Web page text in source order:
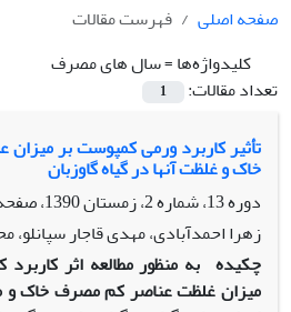
صفحه اصلی
فهرست مقالات
کلیدواژه‌ها =سال های مصرف
تعداد مقالات:
1
تأثیر کاربرد ورمی کمپوست بر
خاک و غلظت آنها در گیاه گاوزبان
دوره 13، شماره 2، زمستان 1390، صفحه
زهرا احمدآبادی، مهدی قاجار سپانلو،
چکیده به منظور مطالعه اثر
میزان غلظت عناصر کم مصرف خاک و